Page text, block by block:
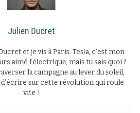
Julien Ducret
et je vis à Paris. Tesla, c’est mon
aimé l’électrique, mais tu sais quoi ?
la campagne au lever du soleil,
d’écrire sur cette révolution qui roule
vite !